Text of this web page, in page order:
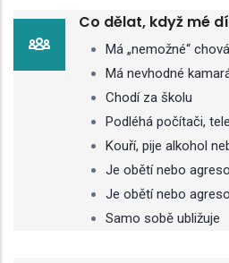
Co dělat, když mé
Má „nemožné“
Má nevhodné
Chodí za školu
Podléhá počítači,
Kouří, pije alkohol
Je obětí nebo
Je obětí nebo
Samo sobě ubližuje